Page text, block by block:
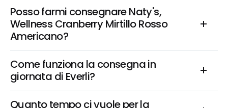
Posso farmi consegnare Naty's,
Wellness Cranberry Mirtillo Rosso
Americano?
Come funziona la consegna in
giornata di Everli?
Quanto tempo ci vuole per la